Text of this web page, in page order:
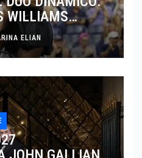
WILLIAMS
DOBLES EN
ELIAN